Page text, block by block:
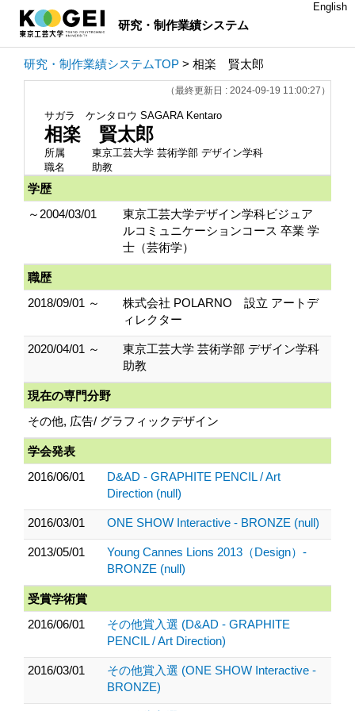
研究・制作業績システム
English
研究・制作業績システムTOP > 相楽 賢太郎
（最終更新日 : 2024-09-19 11:00:27）
サガラ ケンタロウ SAGARA Kentaro
相楽 賢太郎
所属
東京工芸大学 芸術学部 デザイン学科
職名
助教
学歴
～2004/03/01
東京工芸大学デザイン学科ビジュア
ルコミュニケーションコース 卒業 学
士（芸術学）
職歴
2018/09/01 ～
株式会社 POLARNO 設立 アートデ
ィレクター
2020/04/01 ～
東京工芸大学 芸術学部 デザイン学科
助教
現在の専門分野
その他, 広告/ グラフィックデザイン
学会発表
2016/06/01
D&AD - GRAPHITE PENCIL / Art
Direction (null)
2016/03/01 ONE SHOW Interactive - BRONZE (null)
2013/05/01
Young Cannes Lions 2013（Design）-
BRONZE (null)
受賞学術賞
2016/06/01
その他賞入選 (D&AD - GRAPHITE
PENCIL / Art Direction)
2016/03/01
その他賞入選 (ONE SHOW Interactive -
BRONZE)